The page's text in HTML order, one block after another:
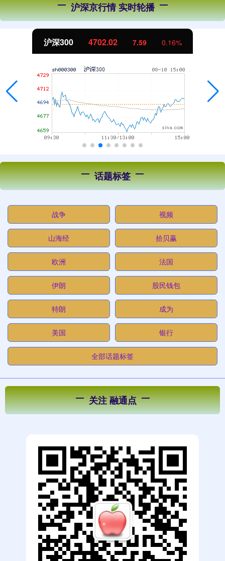
沪深京行情 实时轮播
北证50 1122.88 -11.37 -1.00%
话题标签
战争 视频
山海经 拾贝赢
欧洲 法国
伊朗 股民钱包
特朗 成为
美国 银行
全部话题标签
关注 融通点